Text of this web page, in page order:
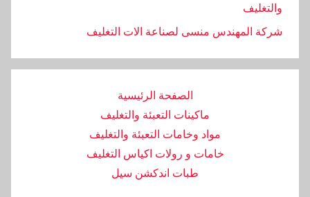
والتغليف
‏شركة المهندس منسى لصناعة الات التغليف
الصفحة الرئيسية
ماكينات التعبئة والتغليف
مواد وخامات التعبئة والتغليف
خامات و رولات اكياس التغليف
طبات اندكشن سيل